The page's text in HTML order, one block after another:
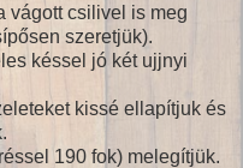
vágott csilivel is meg
szeretjük).
késsel jó két ujjnyi
kissé ellapítjuk és
190 fok) melegítjük.